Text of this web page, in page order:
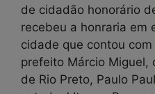
de cidadão honorário
recebeu a honraria em
cidade que contou
prefeito Márcio Miguel,
de Rio Preto, Paulo